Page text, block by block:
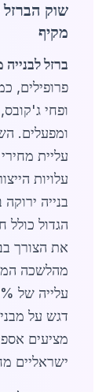
שוק הברזל
מקיף
ברזל
ופחי
ומפעלים.
עליית
עלויות
הגדול כולל
את הצורך
מהלשכה
דגש על
מציעים
ישראליים